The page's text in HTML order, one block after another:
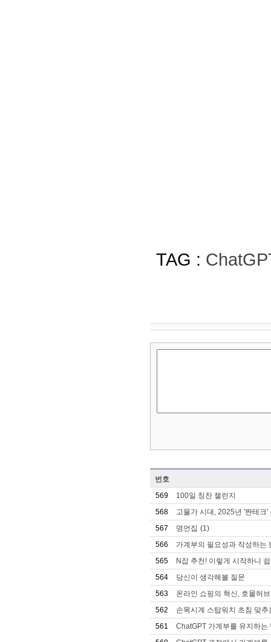
TAG :
번호
569
100일 칭찬 챌린지
568
고물가 시대, 2025년 '짠테
567
명언집 (1)
566
가계부의 필요성과 작성하는
565
N잡 추천! 이렇게 시작하니
564
당신이 생각해볼 질문
563
온라인 쇼핑의 혁신, 호몰허
562
손목시계 스탑워치 초침 맞추
561
ChatGPT 가계부를 유지하는